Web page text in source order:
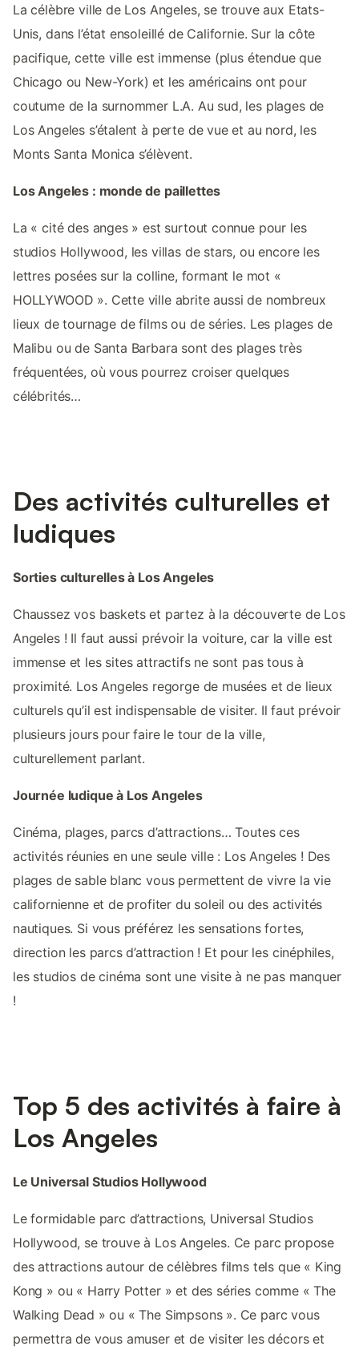
La célèbre ville de Los Angeles, se trouve aux Etats-
Unis, dans l’état ensoleillé de Californie. Sur la côte
pacifique, cette ville est immense (plus étendue que
Chicago ou New-York) et les américains ont pour
coutume de la surnommer L.A. Au sud, les plages de
Los Angeles s’étalent à perte de vue et au nord, les
Monts Santa Monica s’élèvent.
Los Angeles : monde de paillettes
La « cité des anges » est surtout connue pour les
studios Hollywood, les villas de stars, ou encore les
lettres posées sur la colline, formant le mot «
HOLLYWOOD ». Cette ville abrite aussi de nombreux
lieux de tournage de films ou de séries. Les plages de
Malibu ou de Santa Barbara sont des plages très
fréquentées, où vous pourrez croiser quelques
célébrités…
Des activités culturelles et
ludiques
Sorties culturelles à Los Angeles
Chaussez vos baskets et partez à la découverte de Los
Angeles ! Il faut aussi prévoir la voiture, car la ville est
immense et les sites attractifs ne sont pas tous à
proximité. Los Angeles regorge de musées et de lieux
culturels qu’il est indispensable de visiter. Il faut prévoir
plusieurs jours pour faire le tour de la ville,
culturellement parlant.
Journée ludique à Los Angeles
Cinéma, plages, parcs d’attractions… Toutes ces
activités réunies en une seule ville : Los Angeles ! Des
plages de sable blanc vous permettent de vivre la vie
californienne et de profiter du soleil ou des activités
nautiques. Si vous préférez les sensations fortes,
direction les parcs d’attraction ! Et pour les cinéphiles,
les studios de cinéma sont une visite à ne pas manquer
!
Top 5 des activités à faire à
Los Angeles
Le Universal Studios Hollywood
Le formidable parc d’attractions, Universal Studios
Hollywood, se trouve à Los Angeles. Ce parc propose
des attractions autour de célèbres films tels que « King
Kong » ou « Harry Potter » et des séries comme « The
Walking Dead » ou « The Simpsons ». Ce parc vous
permettra de vous amuser et de visiter les décors et